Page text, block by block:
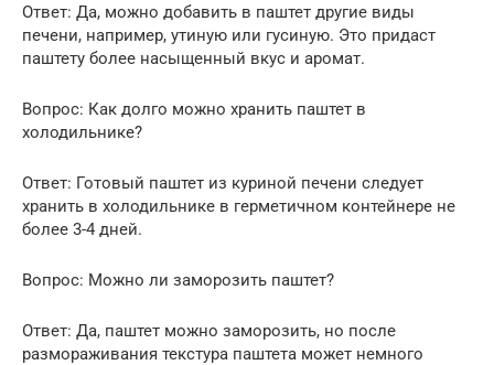
Ответ: Да, можно добавить в паштет другие виды
печени, например, утиную или гусиную. Это придаст
паштету более насыщенный вкус и аромат.
Вопрос: Как долго можно хранить паштет в
холодильнике?
Ответ: Готовый паштет из куриной печени следует
хранить в холодильнике в герметичном контейнере не
более 3-4 дней.
Вопрос: Можно ли заморозить паштет?
Ответ: Да, паштет можно заморозить, но после
размораживания текстура паштета может немного